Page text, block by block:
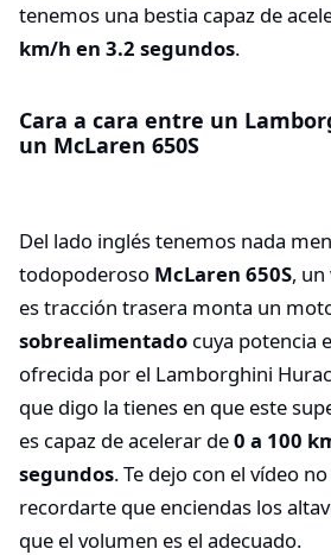
tenemos una bestia capaz de
km/h en 3.2 segundos.
Cara a cara entre un
un McLaren 650S
Del lado inglés tenemos nada
todopoderoso McLaren 650S,
es tracción trasera monta un
sobrealimentado cuya potencia
ofrecida por el Lamborghini
que digo la tienes en que este
es capaz de acelerar de0 a 100
segundos. Te dejo con el vídeo
recordarte que enciendas los
que el volumen es el adecuado.